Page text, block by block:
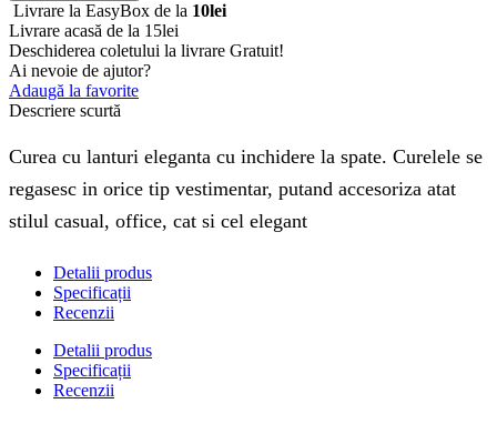
Livrare la EasyBox de la 10lei
Livrare acasă de la 15lei
Deschiderea coletului la livrare Gratuit!
Ai nevoie de ajutor?
Adaugă la favorite
Descriere scurtă
Curea cu lanturi eleganta cu inchidere la spate. Curelele se
regasesc in orice tip vestimentar, putand accesoriza atat
stilul casual, office, cat si cel elegant
Detalii produs
Specificații
Recenzii
Detalii produs
Specificații
Recenzii